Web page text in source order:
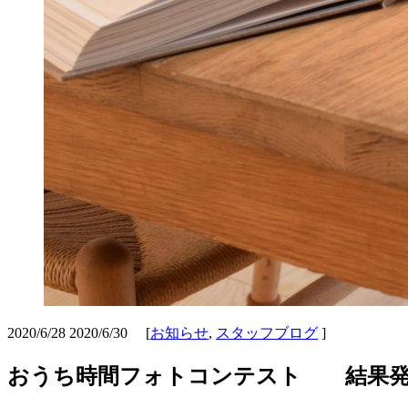
2020/6/28 2020/6/30 [お知らせ, スタッフブログ ]
おうち時間フォトコンテスト 結果